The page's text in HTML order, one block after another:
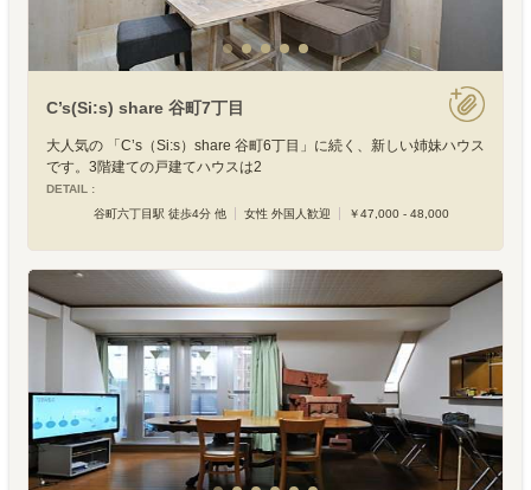
C’s(Si:s) share 谷町7丁目
大人気の 「C’s（Si:s）share 谷町6丁目」に続く、新しい姉妹ハウス
です。3階建ての戸建てハウスは2
DETAIL :
谷町六丁目駅 徒歩4分 他
女性 外国人歓迎 ￥47,000 - 48,000